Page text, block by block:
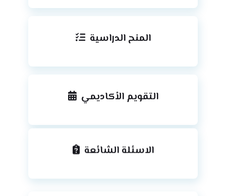
المنح الدراسية
التقويم الأكاديمي
الاسئلة الشائعة